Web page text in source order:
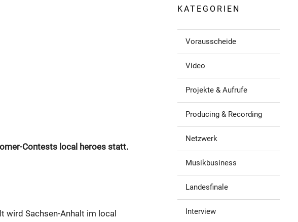
Contests local heroes statt.
wird Sachsen-Anhalt im local
KATEGORIEN
Vorausscheide
Video
Projekte & Aufrufe
Producing & Recording
Netzwerk
Musikbusiness
Landesfinale
Interview